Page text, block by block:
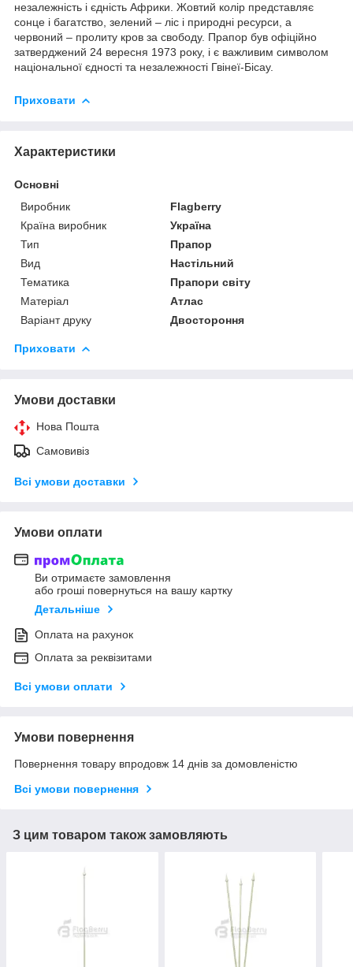
незалежність і єдність Африки. Жовтий колір представляє
сонце і багатство, зелений – ліс і природні ресурси, а
червоний – пролиту кров за свободу. Прапор був офіційно
затверджений 24 вересня 1973 року, і є важливим символом
національної єдності та незалежності Гвінеї-Бісау.
Приховати
Характеристики
Основні
Виробник
Flagberry
Країна виробник
Україна
Тип
Прапор
Вид
Настільний
Тематика
Прапори світу
Матеріал
Атлас
Варіант друку
Двостороння
Приховати
Умови доставки
Нова Пошта
Самовивіз
Всі умови доставки
Умови оплати
Ви отримаєте замовлення
або гроші повернуться на вашу картку
Детальніше
Оплата на рахунок
Оплата за реквізитами
Всі умови оплати
Умови повернення
Повернення товару впродовж 14 днів за домовленістю
Всі умови повернення
З цим товаром також замовляють